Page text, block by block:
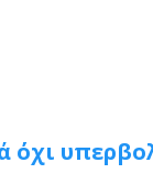
όχι